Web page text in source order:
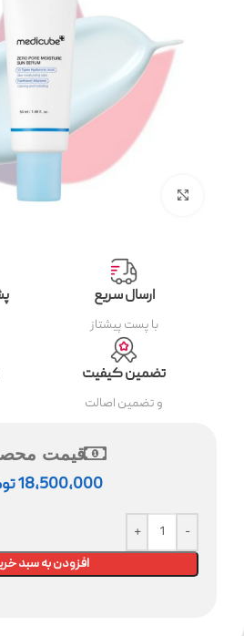
ارسال سریع
با پست پیشتاز
تضمین کیفیت
و تضمین اصالت
قیمت
18,500,000
افزودن به سبد